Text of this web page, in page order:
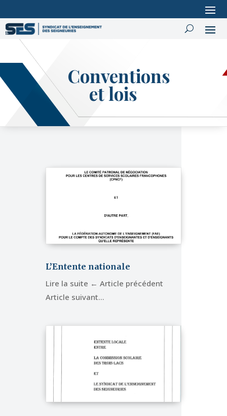
Conventions
et lois
L’Entente nationale
Lire la suite ← Article précédent
Article suivant…